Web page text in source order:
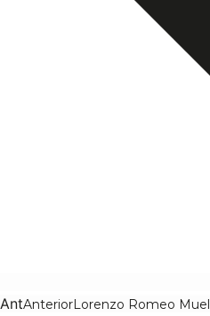
AntAnteriorLorenzo Romeo Muel